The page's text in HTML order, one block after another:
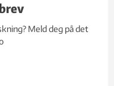
Meld deg på det